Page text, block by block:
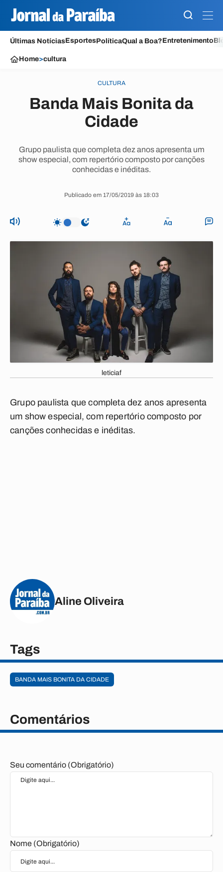
Últimas NotíciasEsportesPolíticaQual a Boa?Entretenimento
Home>cultura
CULTURA
Banda Mais Bonita da
Cidade
Grupo paulista que completa dez anos apresenta um
show especial, com repertório composto por canções
conhecidas e inéditas.
Publicado em 17/05/2019 às 18:03
leticiaf
Grupo paulista que completa dez anos apresenta
um show especial, com repertório composto por
canções conhecidas e inéditas.
Aline Oliveira
Tags
BANDA MAIS BONITA DA CIDADE
Comentários
Seu comentário (Obrigatório)
Nome (Obrigatório)